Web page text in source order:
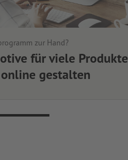
zur Hand?
für viele Produkte
gestalten